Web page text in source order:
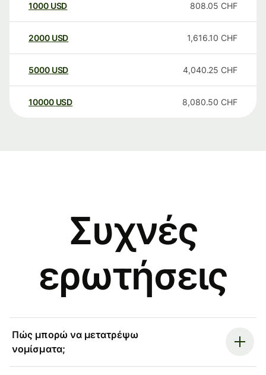
1000 USD 808.05 CHF
2000 USD 1,616.10 CHF
5000 USD 4,040.25 CHF
10000 USD 8,080.50 CHF
Συχνές
ερωτήσεις
Πώς μπορώ να μετατρέψω
νομίσματα;